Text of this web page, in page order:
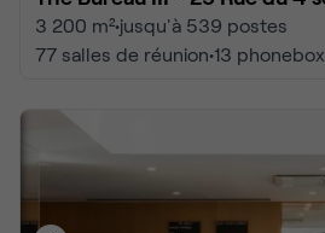
3 200 m²•jusqu'à 539 postes
77 salles de réunion•13 phonebox